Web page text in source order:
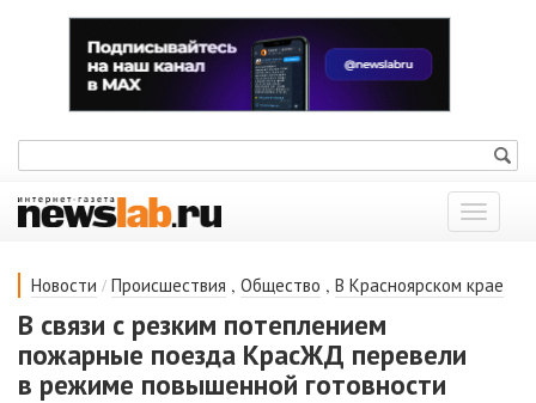
Показать
меню
Новости / Происшествия , Общество , В Красноярском крае
В связи с резким потеплением
пожарные поезда КрасЖД перевели
в режиме повышенной готовности